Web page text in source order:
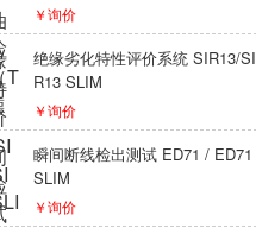
￥询价
绝缘劣化特性评价系统 SIR13/SI
R13 SLIM
￥询价
瞬间断线检出测试 ED71 / ED71
SLIM
￥询价